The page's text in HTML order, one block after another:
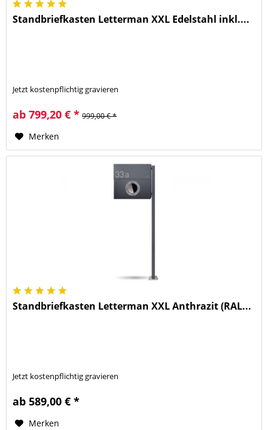
Standbriefkasten Letterman XXL Edelstahl inkl....
Jetzt kostenpflichtig gravieren
ab 799,20 € * 999,00 € *
Merken
Standbriefkasten Letterman XXL Anthrazit (RAL...
Jetzt kostenpflichtig gravieren
ab 589,00 € *
Merken